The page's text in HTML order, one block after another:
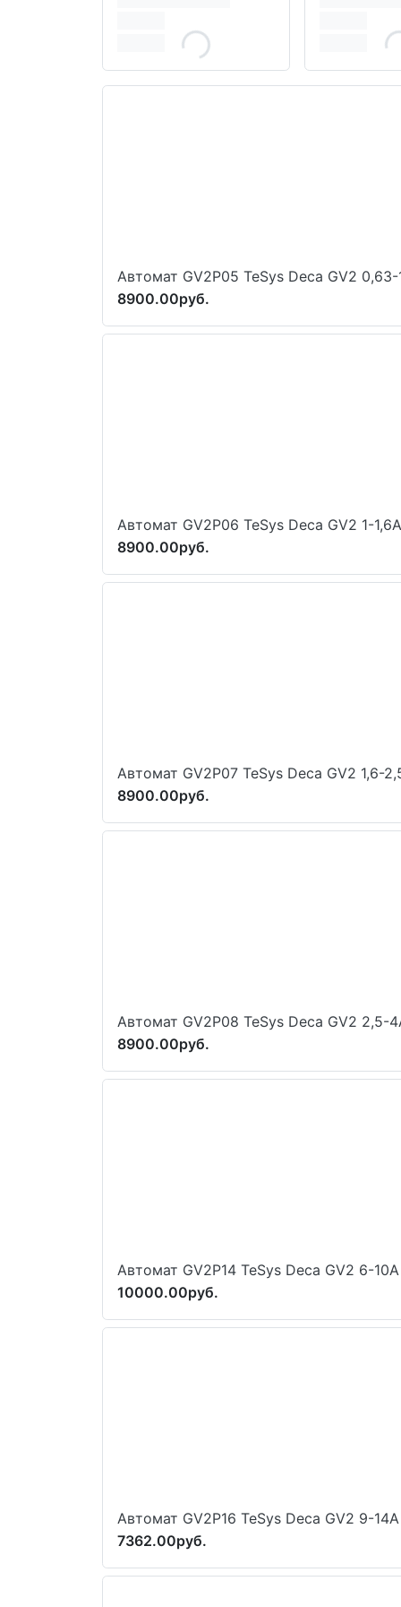
Автомат GV2P05 TeSys Deca GV2 0,63-
8900.00руб.
Автомат GV2P06 TeSys Deca GV2 1-1,6А
8900.00руб.
Автомат GV2P07 TeSys Deca GV2 1,6-
8900.00руб.
Автомат GV2P08 TeSys Deca GV2 2,5-
8900.00руб.
Автомат GV2P14 TeSys Deca GV2 6-10А
10000.00руб.
Автомат GV2P16 TeSys Deca GV2 9-14А
7362.00руб.